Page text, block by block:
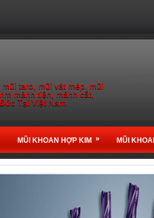
taro, mũi vát mép. mũi
mảnh tiện, mảnh cắt,
Tại Việt Nam
Nhà
MŨI KHOAN HỢP KIM » MŨI